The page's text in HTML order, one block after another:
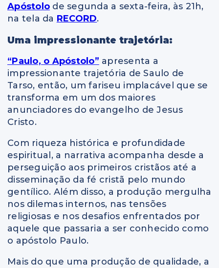
Apóstolo de segunda a sexta-feira, às 21h,
na tela da RECORD.
Uma impressionante trajetória:
“Paulo, o Apóstolo” apresenta a
impressionante trajetória de Saulo de
Tarso, então, um fariseu implacável que se
transforma em um dos maiores
anunciadores do evangelho de Jesus
Cristo.
Com riqueza histórica e profundidade
espiritual, a narrativa acompanha desde a
perseguição aos primeiros cristãos até a
disseminação da fé cristã pelo mundo
gentílico. Além disso, a produção mergulha
nos dilemas internos, nas tensões
religiosas e nos desafios enfrentados por
aquele que passaria a ser conhecido como
o apóstolo Paulo.
Mais do que uma produção de qualidade, a